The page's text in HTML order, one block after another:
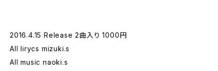
2016.4.15 Release 2曲入り 1000円
All lirycs mizuki.s
All music naoki.s